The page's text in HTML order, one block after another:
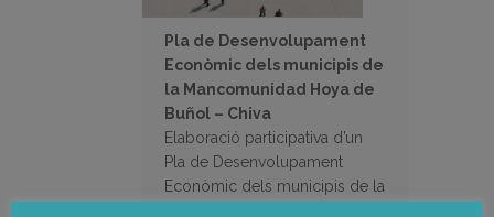
Pla de Desenvolupament
Econòmic dels municipis de
la Mancomunidad Hoya de
Buñol – Chiva
Elaboració participativa d’un
Pla de Desenvolupament
Econòmic dels municipis de la